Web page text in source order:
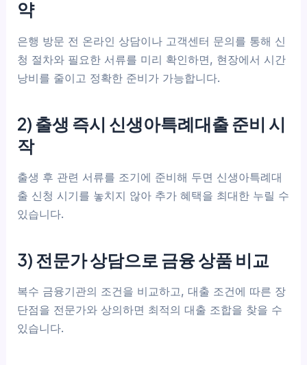
약
은행 방문 전 온라인 상담이나 고객센터 문의를 통해 신
청 절차와 필요한 서류를 미리 확인하면, 현장에서 시간
낭비를 줄이고 정확한 준비가 가능합니다.
2) 출생 즉시 신생아특례대출 준비 시
작
출생 후 관련 서류를 조기에 준비해 두면 신생아특례대
출 신청 시기를 놓치지 않아 추가 혜택을 최대한 누릴 수
있습니다.
3) 전문가 상담으로 금융 상품 비교
복수 금융기관의 조건을 비교하고, 대출 조건에 따른 장
단점을 전문가와 상의하면 최적의 대출 조합을 찾을 수
있습니다.